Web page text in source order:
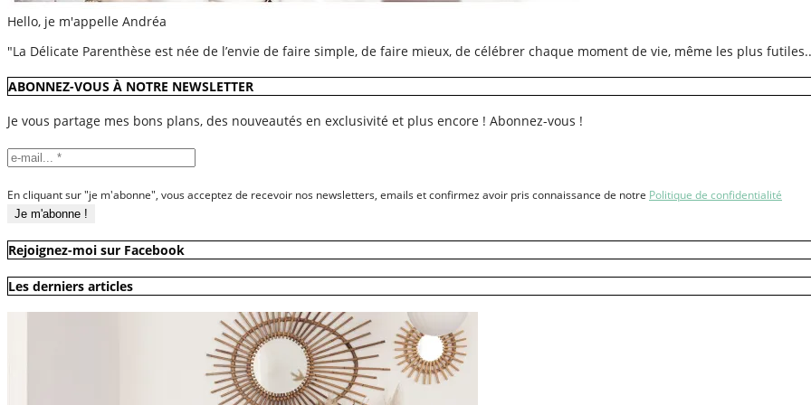
Hello, je m'appelle Andréa
"La Délicate Parenthèse est née de l’envie de faire simple, de faire mieux, de célébrer chaque moment de vie, même les plus
ABONNEZ-VOUS À NOTRE NEWSLETTER
Je vous partage mes bons plans, des nouveautés en exclusivité et plus encore ! Abonnez-vous !
En cliquant sur "je m'abonne", vous acceptez de recevoir nos newsletters, emails et confirmez avoir pris connaissance de notre Politique de confidentialité
Rejoignez-moi sur Facebook
Les derniers articles